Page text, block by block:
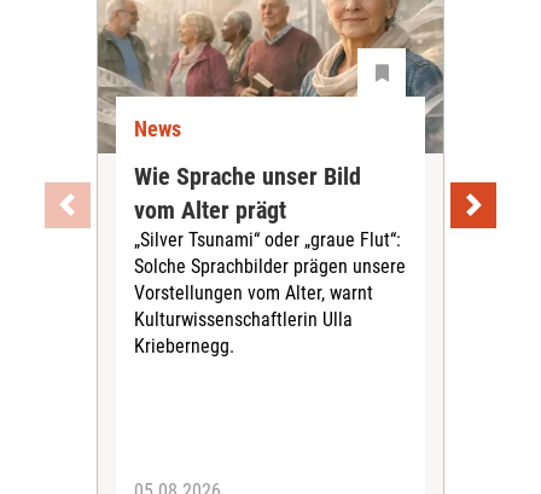
News
Wie Sprache unser Bild
vom Alter prägt
„Silver Tsunami“ oder „graue Flut“:
Solche Sprachbilder prägen unsere
Vorstellungen vom Alter, warnt
Kulturwissenschaftlerin Ulla
Kriebernegg.